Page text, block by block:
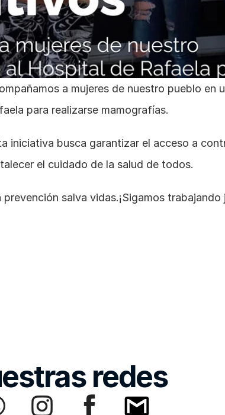
a mujeres de nuestro pueblo en
para realizarse mamografías.
iniciativa busca garantizar el acceso a
el cuidado de la salud de todos.
prevención salva vidas.¡Sigamos trabajando
redes